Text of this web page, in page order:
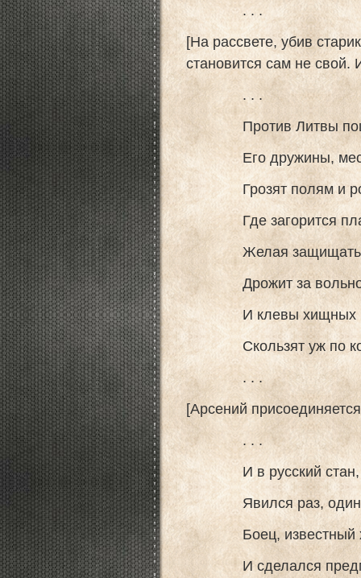
. . .
[На рассвете, убив
становится сам не
. . .
Против Литвы
Его дружины,
Грозят полям и
Где загорится
Желая защищать
Дрожит за
И клевы хищных
Скользят уж по
. . .
[Арсений
. . .
И в русский стан,
Явился раз, один,
Боец, известный
И сделался